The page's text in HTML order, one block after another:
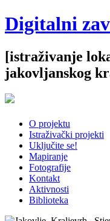
Digitalni
[istraživanje
jakovljanskog
O projektu
Istraživački projekti
Uključite se!
Mapiranje
Fotografije
Kontakt
Aktivnosti
Biblioteka